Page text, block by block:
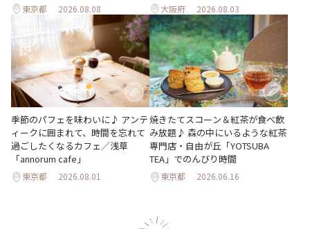
東京都 2026.08.08 大阪府 2026.08.03
季節のパフェを味わいに♪ アンテ
ィークに囲まれて、時間を忘れて
過ごしたくなるカフェ／浅草
「annorum cafe」
東京都 2026.08.01
焼きたてスコーン＆紅茶が食べ飲
み放題♪ 森の中にいるような紅茶
専門店・自由が丘「YOTSUBA
TEA」でのんびり時間
東京都 2026.06.16